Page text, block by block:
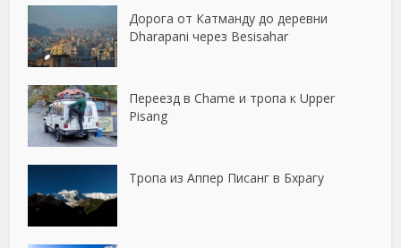
Дорога от Катманду до деревни
Dharapani через Besisahar
Переезд в Chame и тропа к Upper
Pisang
Тропа из Аппер Писанг в Бхрагу